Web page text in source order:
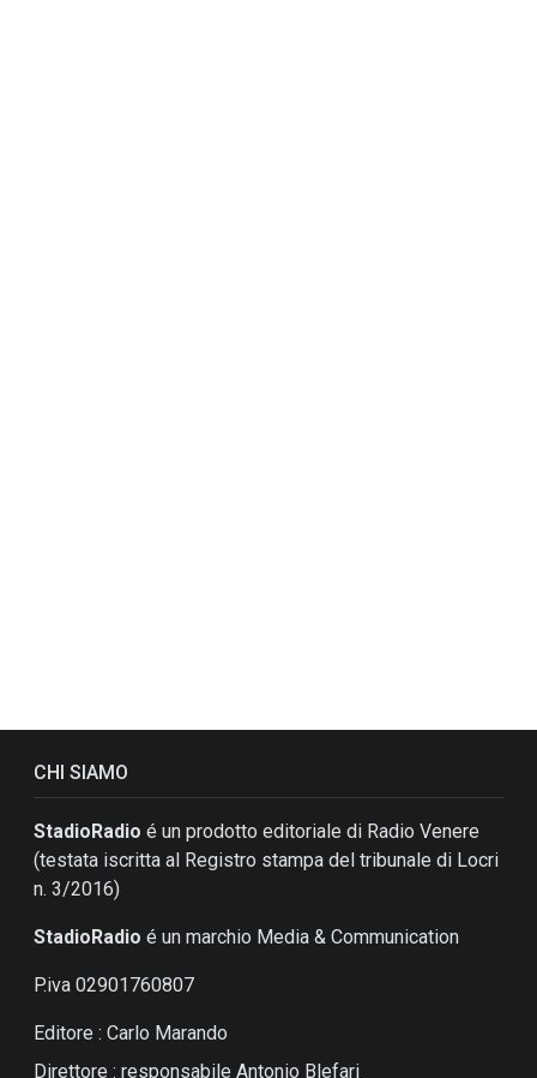
CHI SIAMO
StadioRadio é un prodotto editoriale di Radio Venere
(testata iscritta al Registro stampa del tribunale di Locri
n. 3/2016)
StadioRadio é un marchio Media & Communication
P.iva 02901760807
Editore : Carlo Marando
Direttore : responsabile Antonio Blefari